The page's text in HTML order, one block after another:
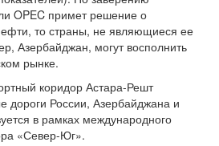
OPEC примет решение о
то страны, не являющиеся ее
Азербайджан, могут восполнить
рынке.
коридор Астара-Решт
дороги России, Азербайджана и
в рамках международного
«Север-Юг».